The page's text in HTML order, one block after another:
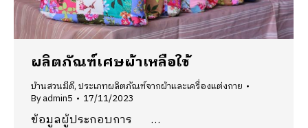
ผลิตภัณฑ์เศษผ้าเหลือใช้
บ้านสวนมีดี,ประเภทผลิตภัณฑ์จากผ้าและเครื่องแต่งกาย
Byadmin5 17/11/2023
ข้อมูลผู้ประกอบการ …